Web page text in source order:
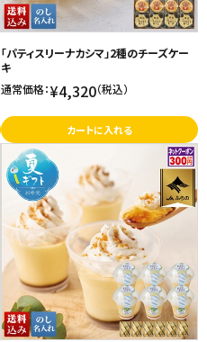
「パティスリーナカシマ」2種のチーズケー
キ
通常価格：¥4,320（税込）
カートに入れる